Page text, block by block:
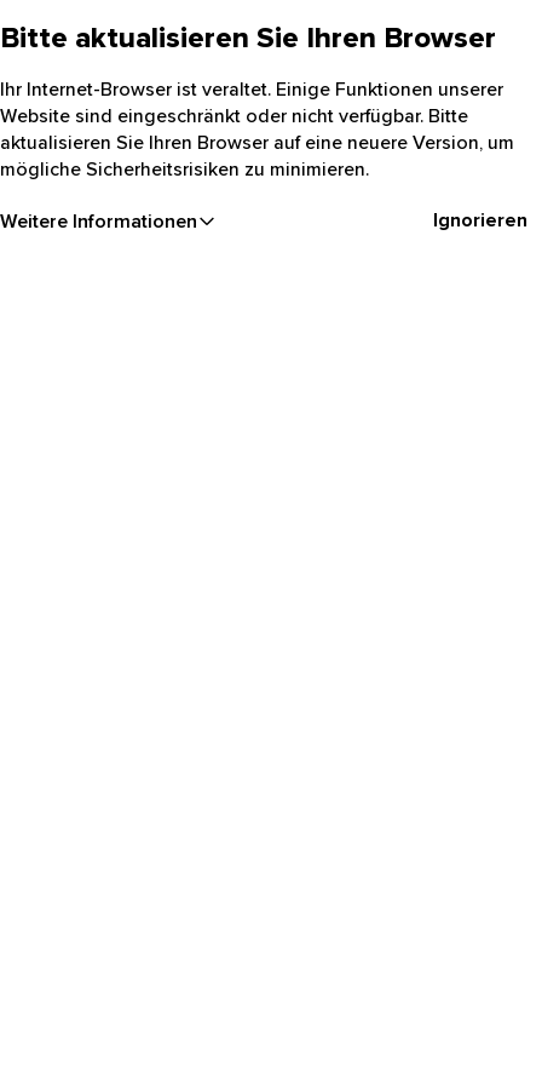
Bitte aktualisieren Sie Ihren Browser
Ihr Internet-Browser ist veraltet. Einige Funktionen unserer
Website sind eingeschränkt oder nicht verfügbar. Bitte
aktualisieren Sie Ihren Browser auf eine neuere Version, um
mögliche Sicherheitsrisiken zu minimieren.
Weitere Informationen Ignorieren